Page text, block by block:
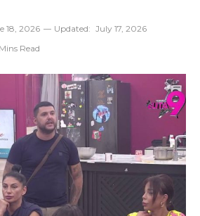
18, 2026 Updated: July 17, 2026
Read